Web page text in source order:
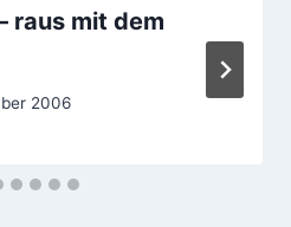
raus mit dem
2006